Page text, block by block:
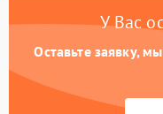
Не сохраняет настройки
У Вас
Оставьте заявку,